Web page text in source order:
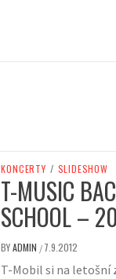
KONCERTY / SLIDESHOW
T-MUSIC
SCHOOL –
BYADMIN / 7.9.2012
T-Mobil si na letošní